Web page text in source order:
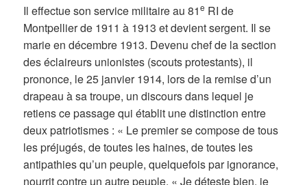
Il effectue son service militaire au 81e RI de
Montpellier de 1911 à 1913 et devient sergent. Il se
marie en décembre 1913. Devenu chef de la section
des éclaireurs unionistes (scouts protestants), il
prononce, le 25 janvier 1914, lors de la remise d’un
drapeau à sa troupe, un discours dans lequel je
retiens ce passage qui établit une distinction entre
deux patriotismes : « Le premier se compose de tous
les préjugés, de toutes les haines, de toutes les
antipathies qu’un peuple, quelquefois par ignorance,
nourrit contre un autre peuple. « Je déteste bien, je